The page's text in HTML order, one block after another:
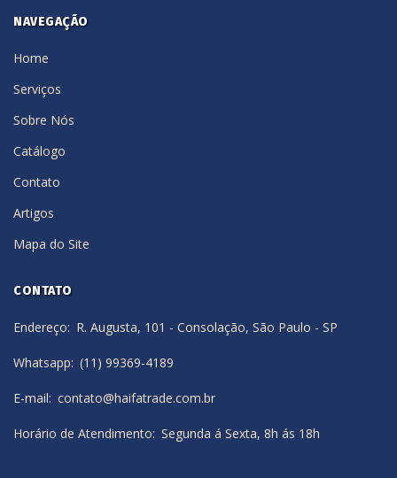
NAVEGAÇÃO
Home
Serviços
Sobre Nós
Catálogo
Contato
Artigos
Mapa do Site
CONTATO
Endereço R. Augusta, 101 - Consolação, São Paulo - SP
Whatsapp (11) 99369-4189
E-mail contato@haifatrade.com.br
Horário de Atendimento Segunda á Sexta, 8h ás 18h